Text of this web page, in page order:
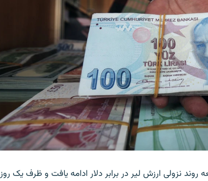
روند نزولی ارزش لیر در برابر دلار ادامه یافت و ظرف یک روز